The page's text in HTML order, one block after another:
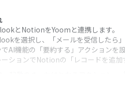
とNotionをYoomと連携します。
を選択し、「メールを受信したら
AI機能の「要約する」アクションを
ションでNotionの「レコードを追